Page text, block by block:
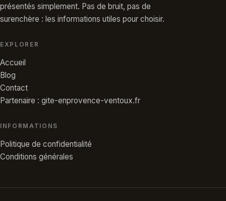
présentés simplement. Pas de bruit, pas de
surenchère : les informations utiles pour choisir.
EXPLORER
Accueil
Blog
Contact
Partenaire : gite-enprovence-ventoux.fr
INFORMATIONS
Politique de confidentialité
Conditions générales